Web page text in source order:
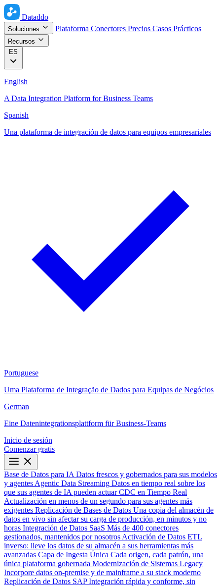
Dataddo
Soluciones Plataforma Conectores Precios Casos Prácticos
Recursos
ES
English
A Data Integration Platform for Business Teams
Spanish
Una plataforma de integración de datos para equipos empresariales
Portuguese
Uma Plataforma de Integração de Dados para Equipas de Negócios
German
Eine Datenintegrationsplattform für Business-Teams
Inicio de sesión
Comenzar gratis
Base de Datos para IA Datos frescos y gobernados para sus modelos
y agentes Agentic Data Streaming Datos en tiempo real sobre los
que sus agentes de IA pueden actuar CDC en Tiempo Real
Actualización en menos de un segundo para sus agentes más
exigentes Replicación de Bases de Datos Una copia del almacén de
datos en vivo sin afectar su carga de producción, en minutos y no
horas Integración de Datos SaaS Más de 400 conectores
gestionados, mantenidos por nosotros Activación de Datos ETL
inverso: lleve los datos de su almacén a sus herramientas más
avanzadas Capa de Ingesta Única Cada origen, cada patrón, una
única plataforma gobernada Modernización de Sistemas Legacy
Incorpore datos on-premise y de mainframe a su stack moderno
Replicación de Datos SAP Integración rápida y conforme, sin